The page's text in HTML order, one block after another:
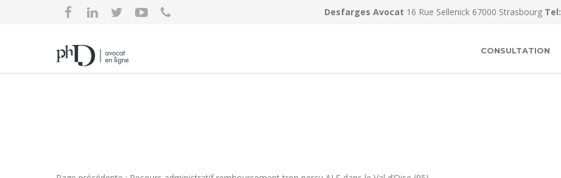
Desfarges Avocat 16 Rue Sellenick 67000 Strasbourg Tel:
CONSULTATION